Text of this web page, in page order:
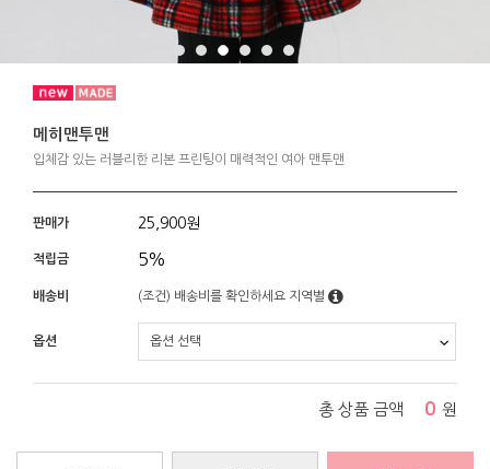
메히맨투맨
입체감 있는 러블리한 리본 프린팅이 매력적인 여아 맨투맨
판매가 25,900원
적립금 5%
배송비 (조건) 배송비를 확인하세요 지역별
옵션
총 상품 금액 0 원